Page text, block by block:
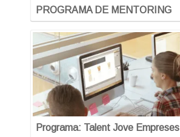
PROGRAMA DE MENTORING
Programa: Talent Jove Empreses